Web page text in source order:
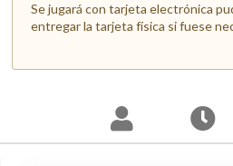
Se jugará con tarjeta electrónica
entregar la tarjeta física si fuese